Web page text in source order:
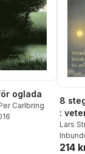
oglada
Carlbring
Totalt antal
8
:
för
Lars
214